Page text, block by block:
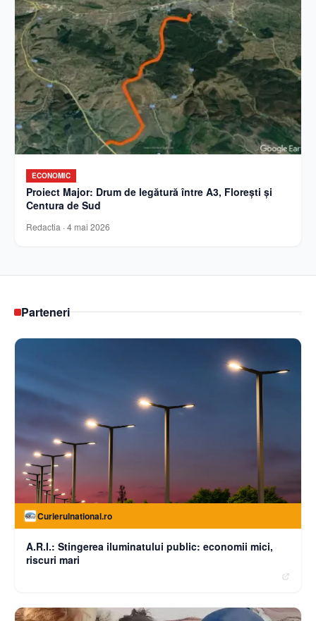
ECONOMIC
Proiect Major: Drum de legătură între A3, Florești și
Centura de Sud
Redactia · 4 mai 2026
Parteneri
Curierulnational.ro
A.R.I.: Stingerea iluminatului public: economii mici,
riscuri mari